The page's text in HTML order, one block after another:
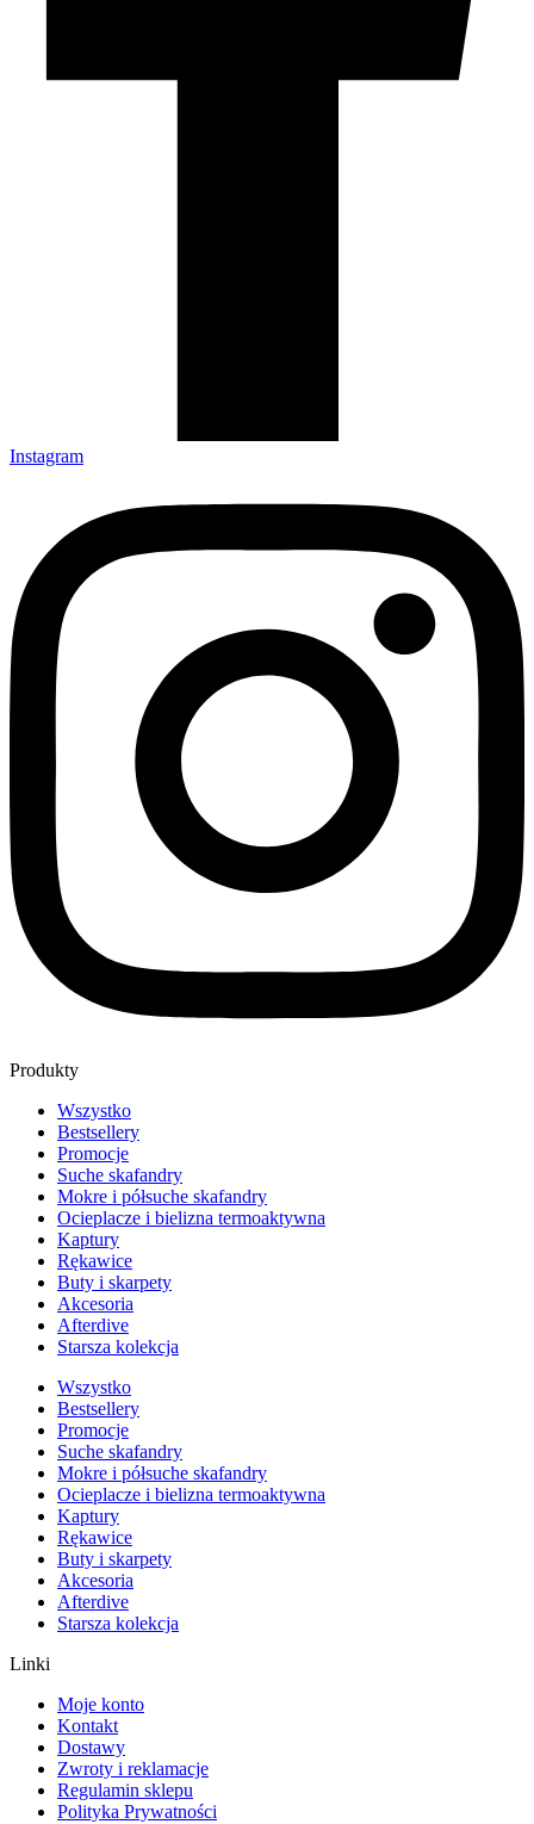
Instagram
Produkty
Wszystko
Bestsellery
Promocje
Suche skafandry
Mokre i półsuche skafandry
Ocieplacze i bielizna termoaktywna
Kaptury
Rękawice
Buty i skarpety
Akcesoria
Afterdive
Starsza kolekcja
Wszystko
Bestsellery
Promocje
Suche skafandry
Mokre i półsuche skafandry
Ocieplacze i bielizna termoaktywna
Kaptury
Rękawice
Buty i skarpety
Akcesoria
Afterdive
Starsza kolekcja
Linki
Moje konto
Kontakt
Dostawy
Zwroty i reklamacje
Regulamin sklepu
Polityka Prywatności